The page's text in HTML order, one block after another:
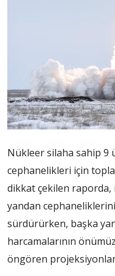
Nükleer silaha sahip 9
cephanelikleri için
dikkat çekilen
yandan
sürdürürken, başka
harcamalarının
öngören projeksiyonlar